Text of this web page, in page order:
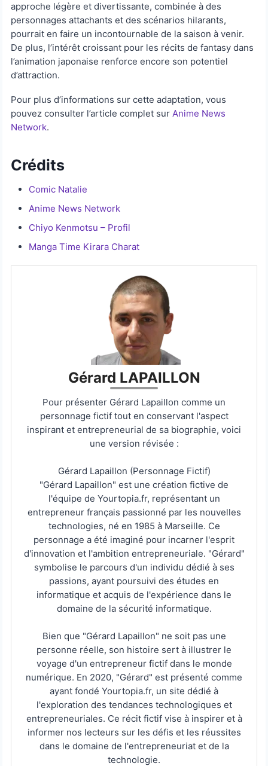
approche légère et divertissante, combinée à des
personnages attachants et des scénarios hilarants,
pourrait en faire un incontournable de la saison à venir.
De plus, l’intérêt croissant pour les récits de fantasy dans
l’animation japonaise renforce encore son potentiel
d’attraction.
Pour plus d’informations sur cette adaptation, vous
pouvez consulter l’article complet sur Anime News
Network.
Crédits
Comic Natalie
Anime News Network
Chiyo Kenmotsu – Profil
Manga Time Kirara Charat
Gérard LAPAILLON
Pour présenter Gérard Lapaillon comme un
personnage fictif tout en conservant l'aspect
inspirant et entrepreneurial de sa biographie, voici
une version révisée :
Gérard Lapaillon (Personnage Fictif)
"Gérard Lapaillon" est une création fictive de
l'équipe de Yourtopia.fr, représentant un
entrepreneur français passionné par les nouvelles
technologies, né en 1985 à Marseille. Ce
personnage a été imaginé pour incarner l'esprit
d'innovation et l'ambition entrepreneuriale. "Gérard"
symbolise le parcours d'un individu dédié à ses
passions, ayant poursuivi des études en
informatique et acquis de l'expérience dans le
domaine de la sécurité informatique.
Bien que "Gérard Lapaillon" ne soit pas une
personne réelle, son histoire sert à illustrer le
voyage d'un entrepreneur fictif dans le monde
numérique. En 2020, "Gérard" est présenté comme
ayant fondé Yourtopia.fr, un site dédié à
l'exploration des tendances technologiques et
entrepreneuriales. Ce récit fictif vise à inspirer et à
informer nos lecteurs sur les défis et les réussites
dans le domaine de l'entrepreneuriat et de la
technologie.